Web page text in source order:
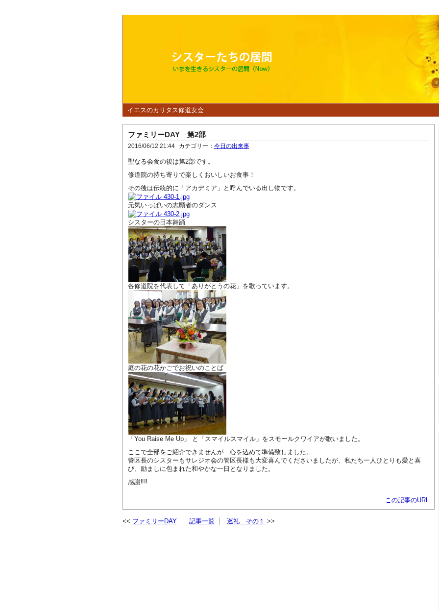
イエスのカリタス修道女会
ファミリーDAY 第2部
2016/06/12 21:44 カテゴリー： 今日の出来事
聖なる会食の後は第2部です。
修道院の持ち寄りで楽しくおいしいお食事！
その後は伝統的に「アカデミア」と呼んでいる出し物です。
元気いっぱいの志願者のダンス
シスターの日本舞踊
各修道院を代表して「ありがとうの花」を歌っています。
庭の花の花かごでお祝いのことば
「You Raise Me Up」 と「スマイルスマイル」をスモールクワイアが歌いました。
ここで全部をご紹介できませんが 心を込めて準備致しました。
管区長のシスターもサレジオ会の管区長様も大変喜んでくださいましたが、私たち一人ひとりも愛と喜
び、励ましに包まれた和やかな一日となりました。
感謝‼‼
この記事のURL
ファミリーDAY 記事一覧 巡礼 その１